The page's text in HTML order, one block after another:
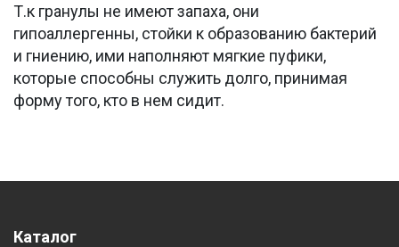
Т.к гранулы не имеют запаха, они
гипоаллергенны, стойки к образованию бактерий
и гниению, ими наполняют мягкие пуфики,
которые способны служить долго, принимая
форму того, кто в нем сидит.
Каталог